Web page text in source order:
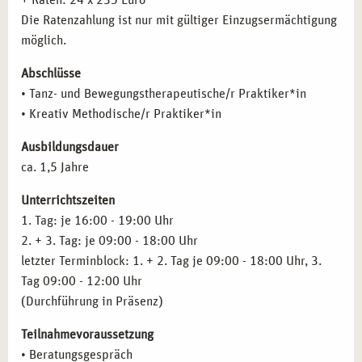
Sie in integrativen und heilpädagogischen
Einrichtungen oder in der Musik- und Tanzpädagogik.
mit lokalen Kliniken und sozialen Einrichtungen, was Ihren
Berufseinstieg nach der Ausbildung erheblich erleichtert.
Therapeutische Haltung
Therapeutische Beziehung
Der kreative Prozess
Zielgruppenspezifisches Arbeiten
Arbeit in der Traumatherapie
Arbeit mit Kindern und Jugendlichen
Kulturpädagogik
Arbeit in der Heilpädagogik
Psychopathologie
Klinische Pathologie
Praxistraining, Supervision und Selbsterfahrung
Inhalte des Basismoduls
Die Ratenzahlung ist nur mit gültiger Einzugsermächtigung
möglich.
Abschlüsse
• Tanz- und Bewegungstherapeutische/r Praktiker*in
• Kreativ Methodische/r Praktiker*in
Ausbildungsdauer
ca. 1,5 Jahre
Unterrichtszeiten
1. Tag: je 16:00 - 19:00 Uhr
2. + 3. Tag: je 09:00 - 18:00 Uhr
letzter Terminblock: 1. + 2. Tag je 09:00 - 18:00 Uhr, 3.
Tag 09:00 - 12:00 Uhr
(Durchführung in Präsenz)
Teilnahmevoraussetzung
• Beratungsgespräch